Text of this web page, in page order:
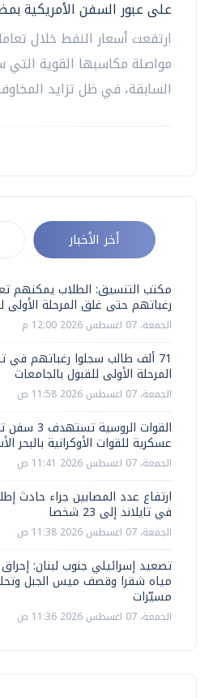
على عبور السفن الأمريكية
ارتفعت أسعار النفط خلال
مواصلة مكاسبها القوية
السابقة، في ظل تزايد
أخر الأخبار
مكتب التنسيق: الطلاب يمكنهم
رغباتهم حتى غلق المرحلة الأولى
الجمعة، 07 اغسطس 2026 12:00 م
71 ألف طالب سجلوا رغباتهم
المرحلة الأولى للقبول بالجامعات
الجمعة، 07 اغسطس 2026 11:58 ص
القوات
عسكرية للقوات الأوكرانية بالبحر
الجمعة، 07 اغسطس 2026 11:41 ص
ارتفاع عدد المصابين جراء حادث
في تايلاند إلى 23 شخصا
الجمعة، 07 اغسطس 2026 11:38 ص
تصعيد إسرائيلي جنوب لبنان:
مياه شقرا وقصف ميس الجبل
مسيّرات
الجمعة، 07 اغسطس 2026 11:36 ص